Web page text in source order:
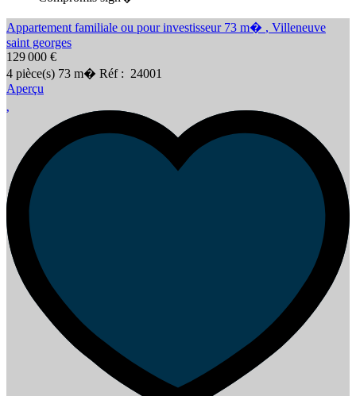
Appartement familiale ou pour investisseur 73 m� , Villeneuve
saint georges
129 000 €
4 pièce(s) 73 m� Réf : 24001
Aperçu